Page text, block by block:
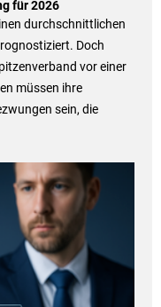
für 2026
durchschnittlichen
Doch
vor einer
müssen ihre
sein, die